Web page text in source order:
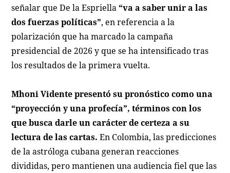
señalar que De la Espriella “va a saber unir a las
dos fuerzas políticas”, en referencia a la
polarización que ha marcado la campaña
presidencial de 2026 y que se ha intensificado tras
los resultados de la primera vuelta.
Mhoni Vidente presentó su pronóstico como una
“proyección y una profecía”, términos con los
que busca darle un carácter de certeza a su
lectura de las cartas. En Colombia, las predicciones
de la astróloga cubana generan reacciones
divididas, pero mantienen una audiencia fiel que las